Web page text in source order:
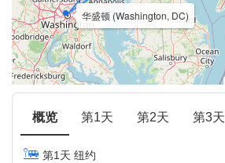
华盛顿 (Washington, DC)
概览 第1天 第2天 第3天
第1天 纽约